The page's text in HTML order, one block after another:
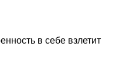
в себе взлетит